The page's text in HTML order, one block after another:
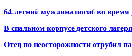
64-летний мужчина погиб во
В спальном корпусе детского
Отец по неосторожности отрубил